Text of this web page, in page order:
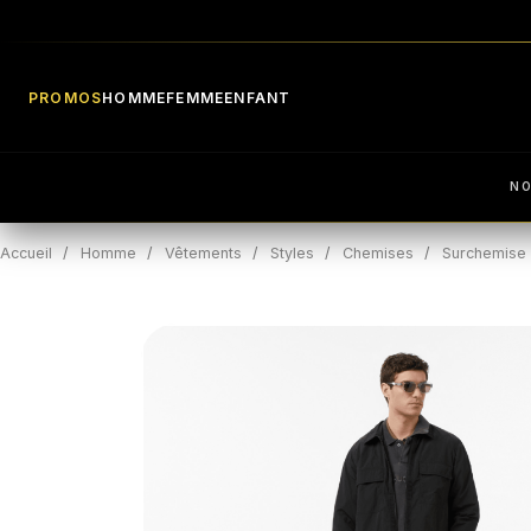
PROMOSHOMMEFEMMEENFANT
Accueil Homme Vêtements Styles Chemises